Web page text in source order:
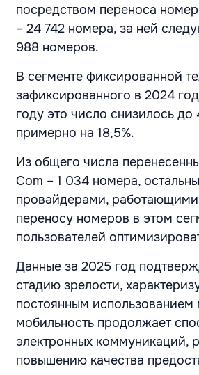
посредством переноса
– 24 742 номера, за ней
988 номеров.
В сегменте фиксированной
зафиксированного в 2024
году это число снизилось
примерно на 18,5%.
Из общего числа
Com – 1 034 номера,
провайдерами, работающими
переносу номеров в этом
пользователей
Данные за 2025 год
стадию зрелости,
постоянным
мобильность продолжает
электронных коммуникаций,
повышению качества